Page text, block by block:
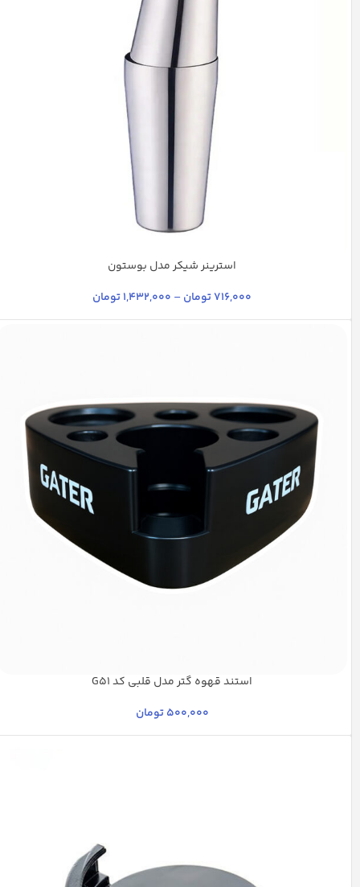
استرینر شیکر مدل بوستون
716,000تومان –
1,432,000تومان
استند قهوه گتر مدل قلبی کد G51
500,000 تومان